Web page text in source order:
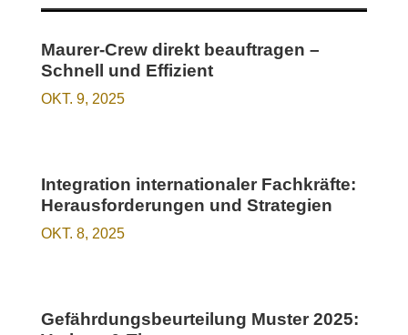
Maurer-Crew direkt beauftragen –
Schnell und Effizient
OKT. 9, 2025
Integration internationaler Fachkräfte:
Herausforderungen und Strategien
OKT. 8, 2025
Gefährdungsbeurteilung Muster 2025: